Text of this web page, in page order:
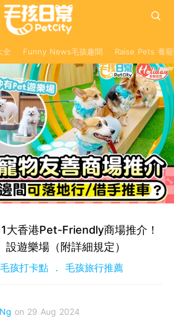
全 Funny News毛孩趣聞 Raise Pets 養
大香港Pet-Friendly商場推介！
設遊樂場（附詳細規定）
孩打卡點 毛孩旅行推薦
on 29 Aug 2024